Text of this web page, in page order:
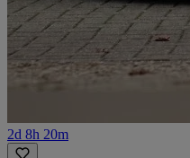
2d 8h 20m